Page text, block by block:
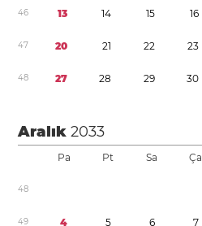
46 13 14 15 16
47 20 21 22 23
48 27 28 29 30
Aralık2033
Pa Pt Sa Ça
48
49 4 5 6 7